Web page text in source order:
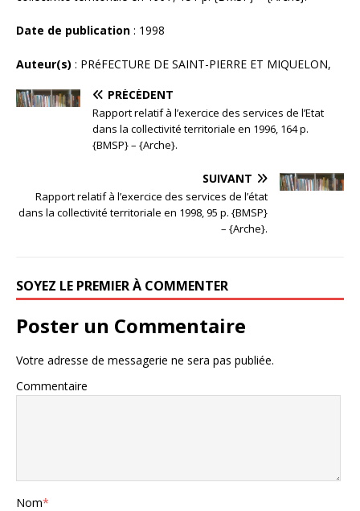
Date de publication : 1998
Auteur(s) : PRéFECTURE DE SAINT-PIERRE ET MIQUELON,
PRÉCÉDENT
Rapport relatif à l’exercice des services de l’Etat
dans la collectivité territoriale en 1996, 164 p.
{BMSP} – {Arche}.
SUIVANT
Rapport relatif à l’exercice des services de l’état
dans la collectivité territoriale en 1998, 95 p. {BMSP}
– {Arche}.
SOYEZ LE PREMIER À COMMENTER
Poster un Commentaire
Votre adresse de messagerie ne sera pas publiée.
Commentaire
Nom*